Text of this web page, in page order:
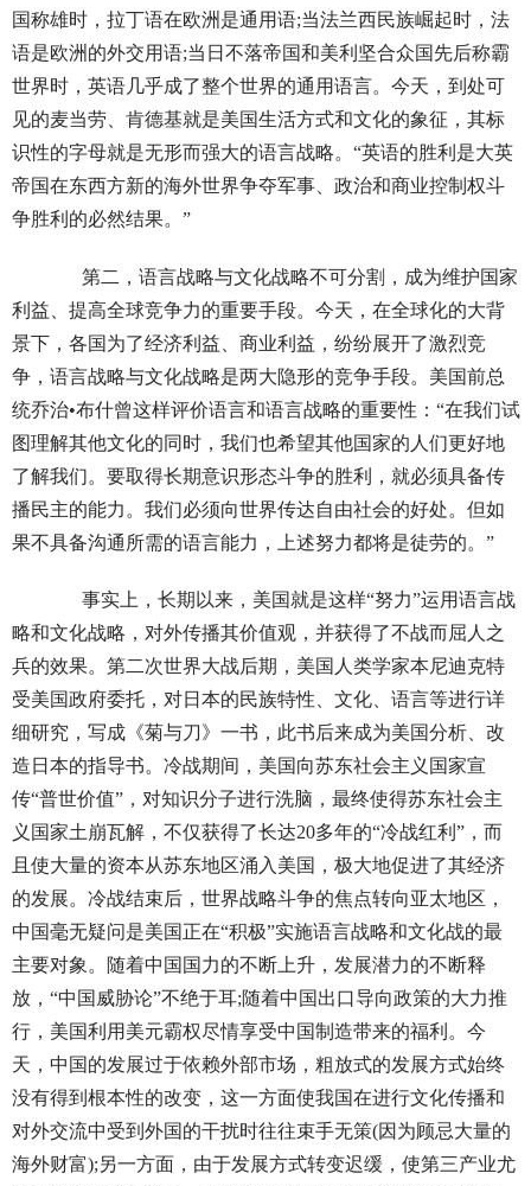
国称雄时，拉丁语在欧洲是通用语;当法兰西民族崛起时，法
语是欧洲的外交用语;当日不落帝国和美利坚合众国先后称霸
世界时，英语几乎成了整个世界的通用语言。今天，到处可
见的麦当劳、肯德基就是美国生活方式和文化的象征，其标
识性的字母就是无形而强大的语言战略。“英语的胜利是大英
帝国在东西方新的海外世界争夺军事、政治和商业控制权斗
争胜利的必然结果。”
第二，语言战略与文化战略不可分割，成为维护国家
利益、提高全球竞争力的重要手段。今天，在全球化的大背
景下，各国为了经济利益、商业利益，纷纷展开了激烈竞
争，语言战略与文化战略是两大隐形的竞争手段。美国前总
统乔治•布什曾这样评价语言和语言战略的重要性：“在我们试
图理解其他文化的同时，我们也希望其他国家的人们更好地
了解我们。要取得长期意识形态斗争的胜利，就必须具备传
播民主的能力。我们必须向世界传达自由社会的好处。但如
果不具备沟通所需的语言能力，上述努力都将是徒劳的。”
事实上，长期以来，美国就是这样“努力”运用语言战
略和文化战略，对外传播其价值观，并获得了不战而屈人之
兵的效果。第二次世界大战后期，美国人类学家本尼迪克特
受美国政府委托，对日本的民族特性、文化、语言等进行详
细研究，写成《菊与刀》一书，此书后来成为美国分析、改
造日本的指导书。冷战期间，美国向苏东社会主义国家宣
传“普世价值”，对知识分子进行洗脑，最终使得苏东社会主
义国家土崩瓦解，不仅获得了长达20多年的“冷战红利”，而
且使大量的资本从苏东地区涌入美国，极大地促进了其经济
的发展。冷战结束后，世界战略斗争的焦点转向亚太地区，
中国毫无疑问是美国正在“积极”实施语言战略和文化战的最
主要对象。随着中国国力的不断上升，发展潜力的不断释
放，“中国威胁论”不绝于耳;随着中国出口导向政策的大力推
行，美国利用美元霸权尽情享受中国制造带来的福利。今
天，中国的发展过于依赖外部市场，粗放式的发展方式始终
没有得到根本性的改变，这一方面使我国在进行文化传播和
对外交流中受到外国的干扰时往往束手无策(因为顾忌大量的
海外财富);另一方面，由于发展方式转变迟缓，使第三产业尤